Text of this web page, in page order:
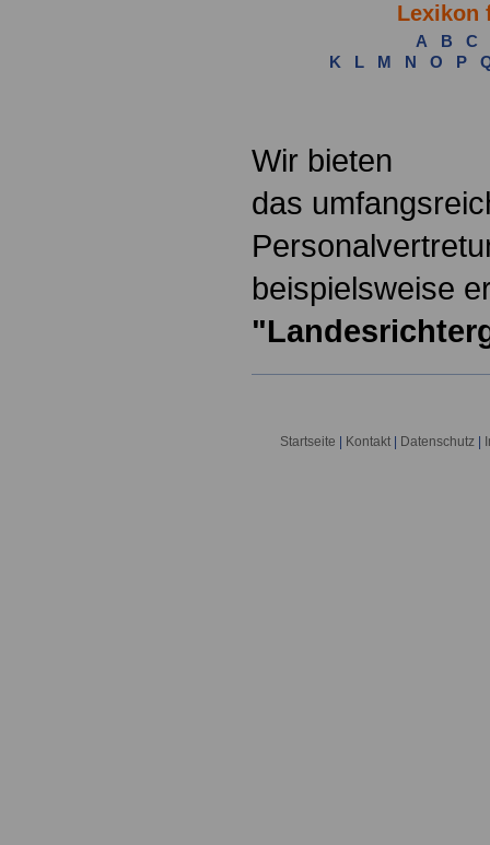
Lexikon
A B
C
K
L M N O P
Wir bieten
das
beispielsweise
Startseite Kontakt Datenschutz